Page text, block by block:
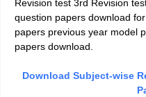
Revision test 3rd Revision
question papers download
papers previous year model
papers download.
Download Subject-wise